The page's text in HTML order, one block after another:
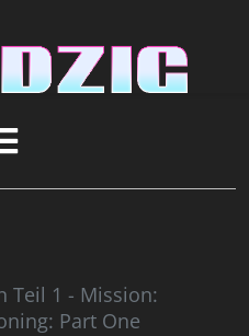
Teil 1 - Mission:
Part One